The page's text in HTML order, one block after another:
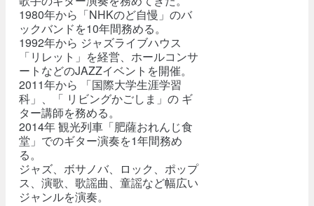
1980年から「NHKのど自慢」のバ
ックバンドを10年間務める。
1992年から ジャズライブハウス
「リレット」を経営、ホールコンサ
ートなどのJAZZイベントを開催。
2011年から 「国際大学生涯学習
科」、「 リビングかごしま」の ギ
ター講師を務める。
2014年 観光列車「肥薩おれんじ食
堂」でのギター演奏を1年間務め
る。
ジャズ、ボサノバ、ロック、ポップ
ス、演歌、歌謡曲、童謡など幅広い
ジャンルを演奏。